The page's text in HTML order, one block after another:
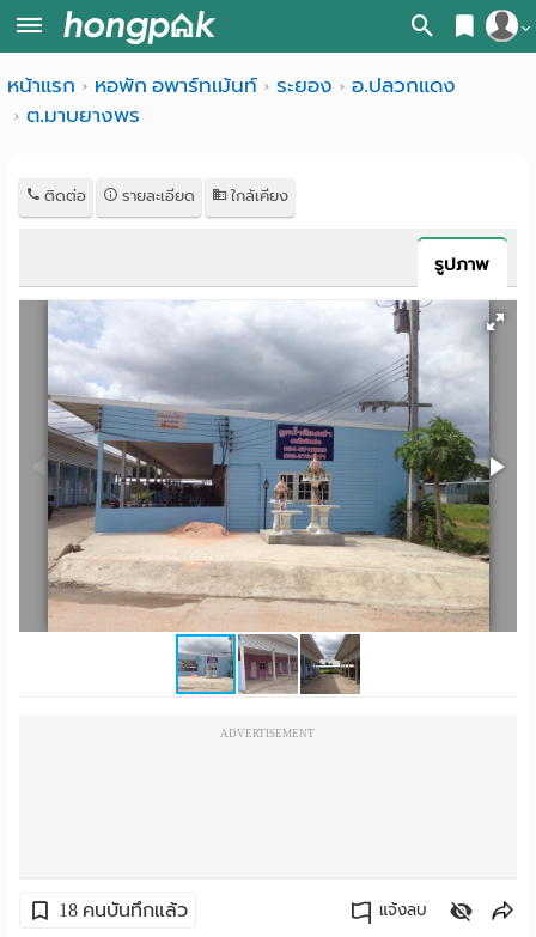
สมัครสมาชิก
หน้า
ค้นหา
ค้นจากสถานีรถไฟฟ้า
ค้นตามจังหวัด
ค้นจากสถานศึกษา
ค้นจากแผนที่
ค้นแบบละเอียด
พาร์
เม้น
ห้อง
ราย
เดือน
โฆษณา
หน้าแรก หอพัก อพาร์ทเม้นท์ ระยอง
อ.ปลวกแดง
ต.มาบยางพร
ติดต่อ รายละเอียด ใกล้เคียง
รูปภาพ
ADVERTISEMENT
18 คนบันทึกแล้ว แจ้งลบ